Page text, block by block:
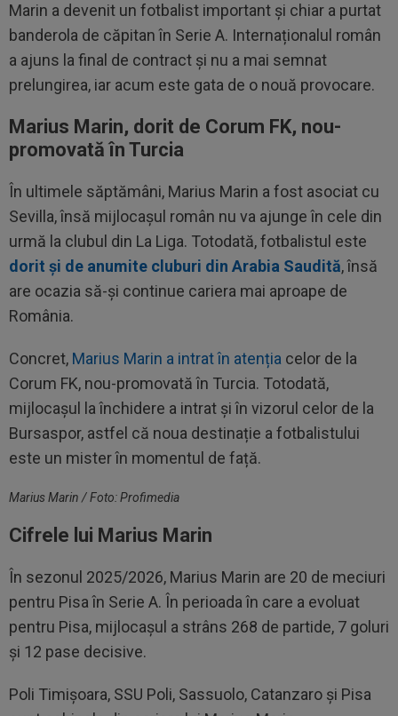
Marin a devenit un fotbalist important și chiar a purtat
banderola de căpitan în Serie A. Internaționalul român
a ajuns la final de contract și nu a mai semnat
prelungirea, iar acum este gata de o nouă provocare.
Marius Marin, dorit de Corum FK, nou-
promovată în Turcia
În ultimele săptămâni, Marius Marin a fost asociat cu
Sevilla, însă mijlocașul român nu va ajunge în cele din
urmă la clubul din La Liga. Totodată, fotbalistul este
dorit și de anumite cluburi din Arabia Saudită, însă
are ocazia să-și continue cariera mai aproape de
România.
Concret, Marius Marin a intrat în atenția celor de la
Corum FK, nou-promovată în Turcia. Totodată,
mijlocașul la închidere a intrat și în vizorul celor de la
Bursaspor, astfel că noua destinație a fotbalistului
este un mister în momentul de față.
Marius Marin / Foto: Profimedia
Cifrele lui Marius Marin
În sezonul 2025/2026, Marius Marin are 20 de meciuri
pentru Pisa în Serie A. În perioada în care a evoluat
pentru Pisa, mijlocașul a strâns 268 de partide, 7 goluri
și 12 pase decisive.
Poli Timișoara, SSU Poli, Sassuolo, Catanzaro și Pisa